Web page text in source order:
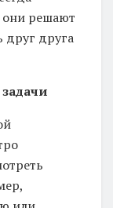
они решают
друг друга